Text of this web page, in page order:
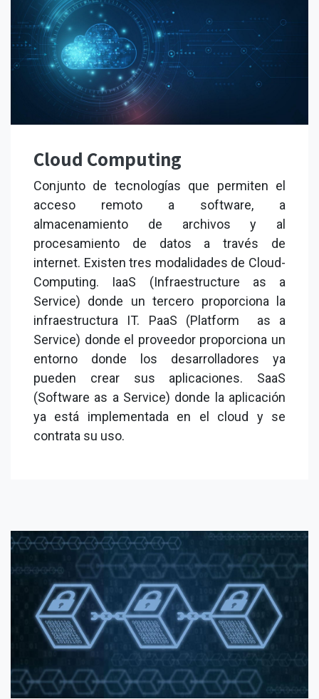
Cloud Computing
Conjunto de tecnologías que permiten el
acceso remoto a software, a
almacenamiento de archivos y al
procesamiento de datos a través de
internet. Existen tres modalidades de Cloud-
Computing. IaaS (Infraestructure as a
Service) donde un tercero proporciona la
infraestructura IT. PaaS (Platform as a
Service) donde el proveedor proporciona un
entorno donde los desarrolladores ya
pueden crear sus aplicaciones. SaaS
(Software as a Service) donde la aplicación
ya está implementada en el cloud y se
contrata su uso.